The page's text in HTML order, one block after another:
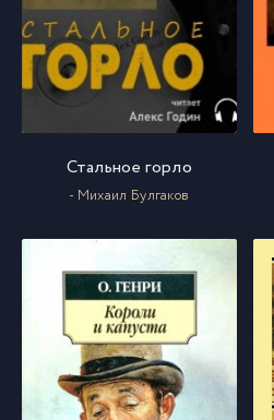
Стальное горло
- Михаил Булгаков